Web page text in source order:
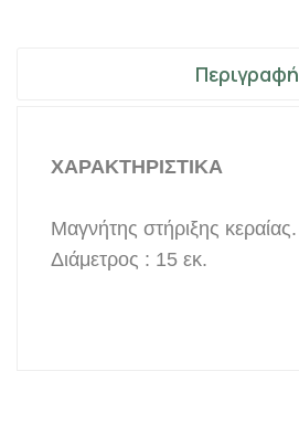
Περιγραφή
ΧΑΡΑΚΤΗΡΙΣΤΙΚΑ
Μαγνήτης στήριξης κεραίας.
Διάμετρος : 15 εκ.